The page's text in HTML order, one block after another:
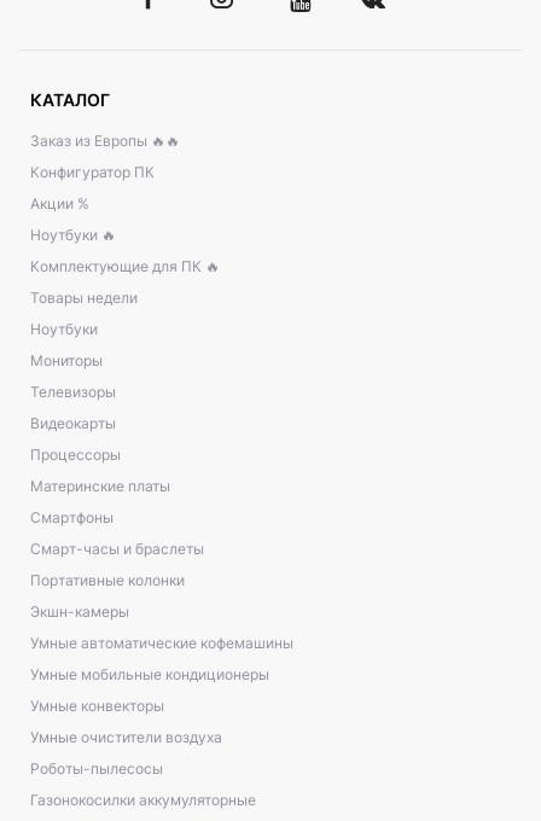
КАТАЛОГ
Заказ из Европы 🔥🔥
Конфигуратор ПК
Акции %
Ноутбуки 🔥
Комплектующие для ПК 🔥
Товары недели
Ноутбуки
Мониторы
Телевизоры
Видеокарты
Процессоры
Материнские платы
Смартфоны
Смарт-часы и браслеты
Портативные колонки
Экшн-камеры
Умные автоматические кофемашины
Умные мобильные кондиционеры
Умные конвекторы
Умные очистители воздуха
Роботы-пылесосы
Газонокосилки аккумуляторные